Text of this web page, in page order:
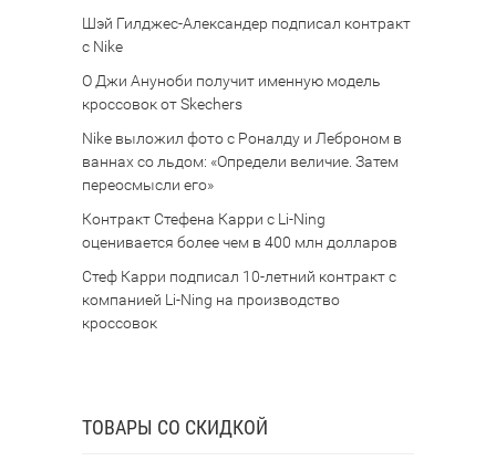
Шэй Гилджес-Александер подписал контракт
с Nike
О Джи Ануноби получит именную модель
кроссовок от Skechers
Nike выложил фото с Роналду и Леброном в
ваннах со льдом: «Определи величие. Затем
переосмысли его»
Контракт Стефена Карри с Li-Ning
оценивается более чем в 400 млн долларов
Стеф Карри подписал 10-летний контракт с
компанией Li-Ning на производство
кроссовок
ТОВАРЫ СО СКИДКОЙ